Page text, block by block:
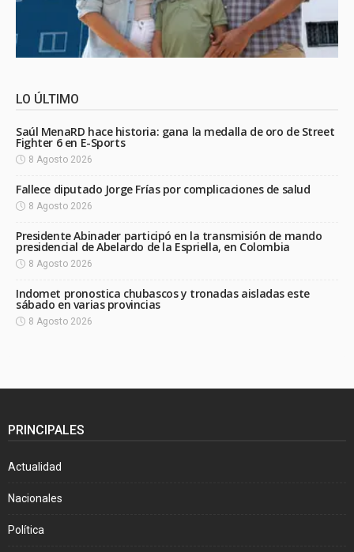
LO ÚLTIMO
Saúl MenaRD hace historia: gana la medalla de oro de Street
Fighter 6 en E-Sports
8 Agosto 2026
Fallece diputado Jorge Frías por complicaciones de salud
8 Agosto 2026
Presidente Abinader participó en la transmisión de mando
presidencial de Abelardo de la Espriella, en Colombia
8 Agosto 2026
Indomet pronostica chubascos y tronadas aisladas este
sábado en varias provincias
8 Agosto 2026
PRINCIPALES
Actualidad
Nacionales
Política